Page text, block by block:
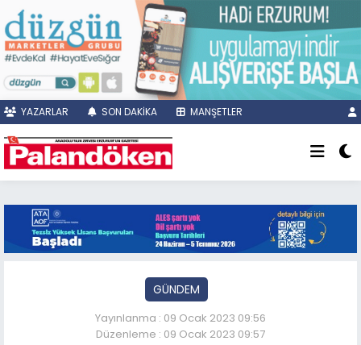
YAZARLAR SON DAKİKA MANŞETLER
GÜNDEM
Yayınlanma : 09 Ocak 2023 09:56
Düzenleme : 09 Ocak 2023 09:57